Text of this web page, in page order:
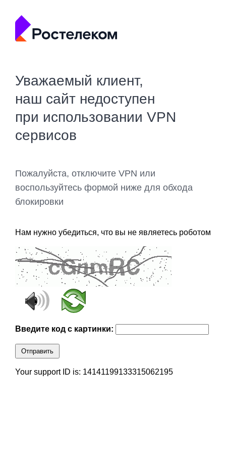
Уважаемый клиент,
наш сайт недоступен
при использовании VPN
сервисов
Пожалуйста, отключите VPN или
воспользуйтесь формой ниже для обхода
блокировки
Нам нужно убедиться, что вы не являетесь роботом
Введите код с картинки:
Отправить
Your support ID is: 14141199133315062195